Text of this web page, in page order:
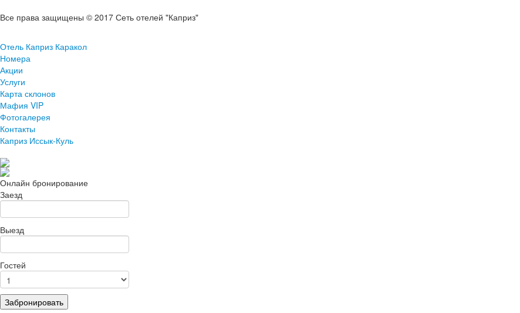
Все права защищены © 2017 Сеть отелей "Каприз"
Отель Каприз Каракол
Номера
Акции
Услуги
Карта склонов
Мафия VIP
Фотогалерея
Контакты
Каприз Иссык-Куль
Онлайн бронирование
Заезд
Выезд
Гостей